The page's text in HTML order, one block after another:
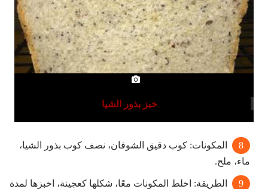
خبز بذور الشيا
المكونات: كوب دقيق الشوفان، نصف كوب بذور الشيا،
ماء، ملح.
الطريقة: اخلط المكونات معًا، شكلها كعجينة، اخبزها لمدة